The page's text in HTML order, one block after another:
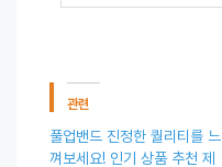
관련
풀업밴드 진정한 퀄리티를 느
껴보세요! 인기 상품 추천 제